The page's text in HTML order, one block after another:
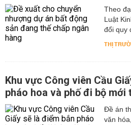
Theo
Luật
đổi quy
THỊ
Khu vực Công viên Cầu
pháo hoa và phố đi bộ mới
Đề án
văn